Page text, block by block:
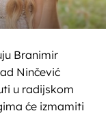
Branimir
Ninčević
u radijskom
će izmamiti